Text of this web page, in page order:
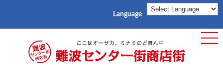
Language